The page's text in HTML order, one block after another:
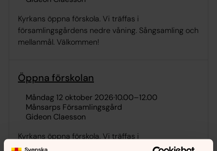
Kyrkans öppna förskola. Vi träffas i
församlingsgårdens nedre våning. Sångsamling och
mellanmål. Välkommen!
Öppna förskolan
måndag 12 oktober 2026·10.00–12.00
Månsarps Församlingsgård
Gideon Claesson
Kyrkans öppna förskola. Vi träffas i
församlingsgårdens nedre våning. Sångsamling och